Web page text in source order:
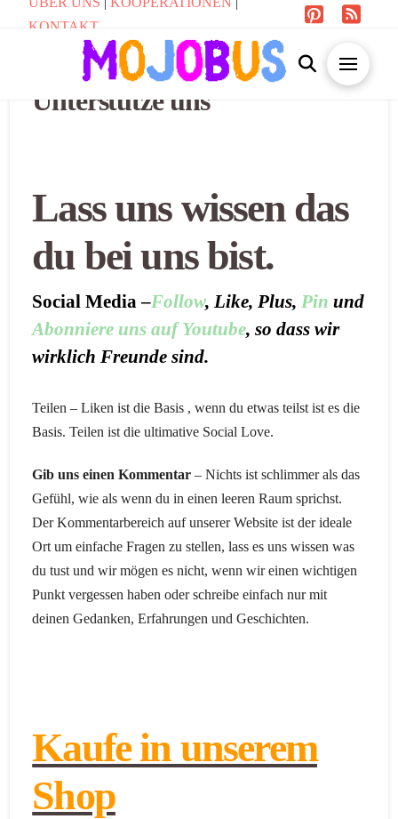
KONTAKT
Unterstütze uns
Lass uns wissen das
du bei uns bist.
Social Media –Follow, Like, Plus,Pin und
Abonniere uns auf Youtube, so dass wir
wirklich Freunde sind.
Teilen – Liken ist die Basis , wenn du etwas teilst ist es die
Basis. Teilen ist die ultimative Social Love.
Gib uns einen Kommentar – Nichts ist schlimmer als das
Gefühl, wie als wenn du in einen leeren Raum sprichst.
Der Kommentarbereich auf unserer Website ist der ideale
Ort um einfache Fragen zu stellen, lass es uns wissen was
du tust und wir mögen es nicht, wenn wir einen wichtigen
Punkt vergessen haben oder schreibe einfach nur mit
deinen Gedanken, Erfahrungen und Geschichten.
Kaufe in unserem
Shop